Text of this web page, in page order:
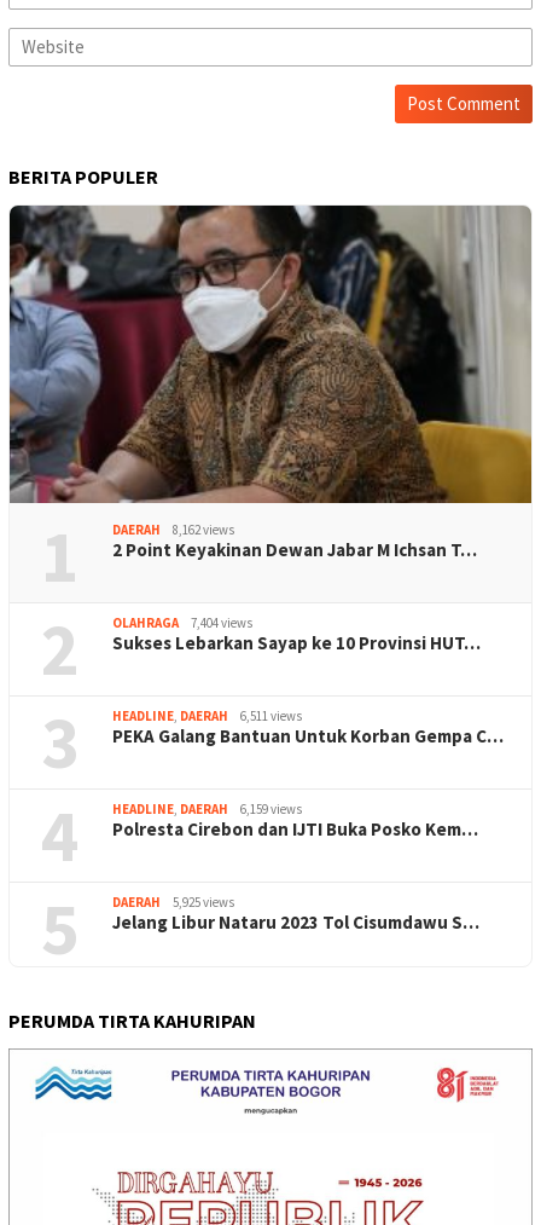
BERITA POPULER
1 DAERAH 8,162 views
2 Point Keyakinan Dewan Jabar M Ichsan T…
2 OLAHRAGA 7,404 views
Sukses Lebarkan Sayap ke 10 Provinsi HUT…
3 HEADLINE, DAERAH 6,511 views
PEKA Galang Bantuan Untuk Korban Gempa C…
4 HEADLINE, DAERAH 6,159 views
Polresta Cirebon dan IJTI Buka Posko Kem…
5 DAERAH 5,925 views
Jelang Libur Nataru 2023 Tol Cisumdawu S…
PERUMDA TIRTA KAHURIPAN